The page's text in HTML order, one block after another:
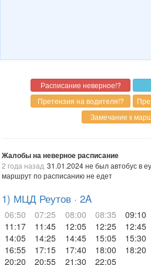
Жалобы на неверное расписание
2 года назад 31.01.2024 не был автобус в
маршрут по расписанию не едет
1) МЦД Реутов · 2A
06:50 07:25 08:00 08:35 09:10
11:17
11:45 12:05 12:25 12:45
14:05
14:25 14:45 15:05 15:30
16:55
17:15 17:40 18:00 18:20
20:20
20:55 21:30 22:05